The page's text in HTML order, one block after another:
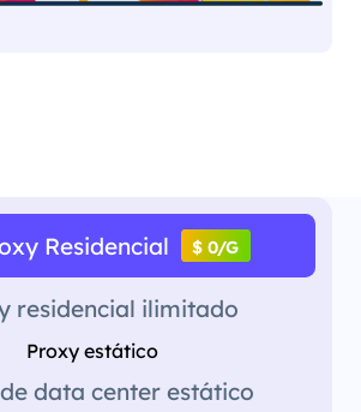
Residencial $ 0/G
residencial ilimitado
Proxy estático
data center estático